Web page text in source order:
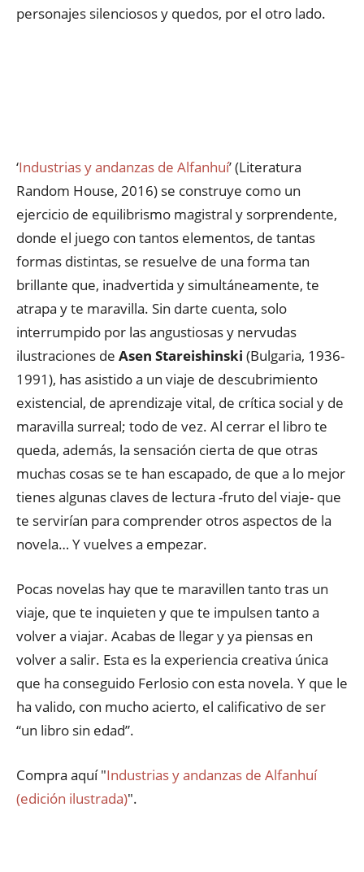
personajes silenciosos y quedos, por el otro lado.
‘Industrias y andanzas de Alfanhuí’ (Literatura
Random House, 2016) se construye como un
ejercicio de equilibrismo magistral y sorprendente,
donde el juego con tantos elementos, de tantas
formas distintas, se resuelve de una forma tan
brillante que, inadvertida y simultáneamente, te
atrapa y te maravilla. Sin darte cuenta, solo
interrumpido por las angustiosas y nervudas
ilustraciones de Asen Stareishinski (Bulgaria, 1936-
1991), has asistido a un viaje de descubrimiento
existencial, de aprendizaje vital, de crítica social y de
maravilla surreal; todo de vez. Al cerrar el libro te
queda, además, la sensación cierta de que otras
muchas cosas se te han escapado, de que a lo mejor
tienes algunas claves de lectura -fruto del viaje- que
te servirían para comprender otros aspectos de la
novela… Y vuelves a empezar.
Pocas novelas hay que te maravillen tanto tras un
viaje, que te inquieten y que te impulsen tanto a
volver a viajar. Acabas de llegar y ya piensas en
volver a salir. Esta es la experiencia creativa única
que ha conseguido Ferlosio con esta novela. Y que le
ha valido, con mucho acierto, el calificativo de ser
“un libro sin edad”.
Compra aquí "Industrias y andanzas de Alfanhuí
(edición ilustrada)".